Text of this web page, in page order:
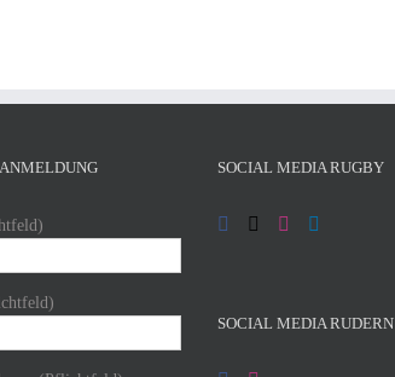
SOCIAL MEDIA RUGBY
SOCIAL MEDIA RUDERN